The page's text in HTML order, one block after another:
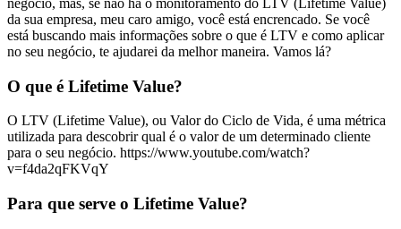
da sua empresa, meu caro amigo, você está encrencado. Se você
está buscando mais informações sobre o que é LTV e como aplicar
no seu negócio, te ajudarei da melhor maneira. Vamos lá?
O que é Lifetime Value?
O LTV (Lifetime Value), ou Valor do Ciclo de Vida, é uma métrica
utilizada para descobrir qual é o valor de um determinado cliente
para o seu negócio. https://www.youtube.com/watch?
v=f4da2qFKVqY
Para que serve o Lifetime Value?